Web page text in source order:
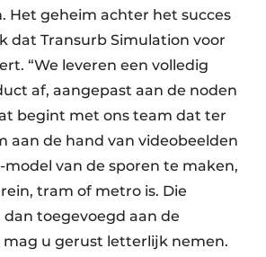
Het geheim achter het succes
dat Transurb Simulation voor
“We leveren een volledig
af, aangepast aan de noden
begint met ons team dat ter
aan de hand van videobeelden
model van de sporen te maken,
tram of metro is. Die
toegevoegd aan de
mag u gerust letterlijk nemen.